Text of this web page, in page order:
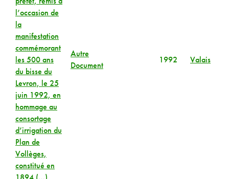
l’occasion de
la
manifestation
commémorant
les 500 ans
du bisse du
Levron, le 25
juin 1992, en
hommage au
consortage
d’irrigation du
Plan de
Vollèges,
constitué en
Autre
Document
1992 Valais